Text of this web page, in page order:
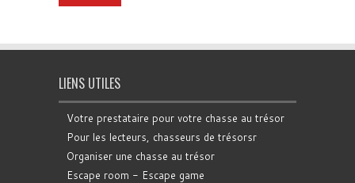
LIENS UTILES
Votre prestataire pour votre chasse au trésor
Pour les lecteurs, chasseurs de trésorsr
Organiser une chasse au trésor
Escape room - Escape game